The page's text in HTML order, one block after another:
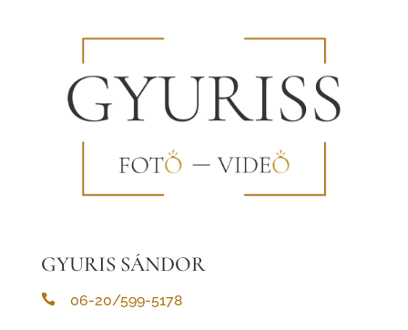
GYURIS SÁNDOR
 06-20/599-5178